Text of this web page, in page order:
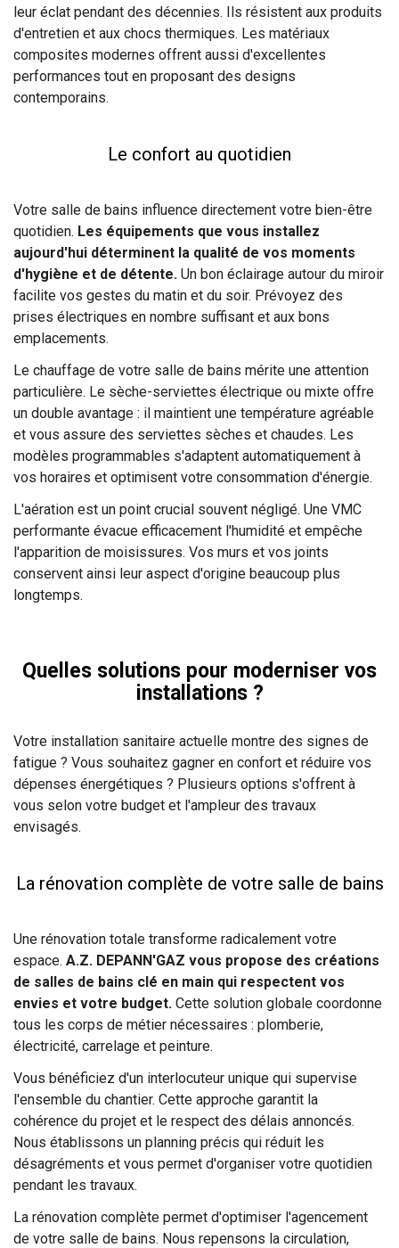
leur éclat pendant des décennies. Ils résistent aux produits
d'entretien et aux chocs thermiques. Les matériaux
composites modernes offrent aussi d'excellentes
performances tout en proposant des designs
contemporains.
Le confort au quotidien
Votre salle de bains influence directement votre bien-être
quotidien. Les équipements que vous installez
aujourd'hui déterminent la qualité de vos moments
d'hygiène et de détente. Un bon éclairage autour du miroir
facilite vos gestes du matin et du soir. Prévoyez des
prises électriques en nombre suffisant et aux bons
emplacements.
Le chauffage de votre salle de bains mérite une attention
particulière. Le sèche-serviettes électrique ou mixte offre
un double avantage : il maintient une température agréable
et vous assure des serviettes sèches et chaudes. Les
modèles programmables s'adaptent automatiquement à
vos horaires et optimisent votre consommation d'énergie.
L'aération est un point crucial souvent négligé. Une VMC
performante évacue efficacement l'humidité et empêche
l'apparition de moisissures. Vos murs et vos joints
conservent ainsi leur aspect d'origine beaucoup plus
longtemps.
Quelles solutions pour moderniser vos
installations ?
Votre installation sanitaire actuelle montre des signes de
fatigue ? Vous souhaitez gagner en confort et réduire vos
dépenses énergétiques ? Plusieurs options s'offrent à
vous selon votre budget et l'ampleur des travaux
envisagés.
La rénovation complète de votre salle de bains
Une rénovation totale transforme radicalement votre
espace. A.Z. DEPANN'GAZ vous propose des créations
de salles de bains clé en main qui respectent vos
envies et votre budget. Cette solution globale coordonne
tous les corps de métier nécessaires : plomberie,
électricité, carrelage et peinture.
Vous bénéficiez d'un interlocuteur unique qui supervise
l'ensemble du chantier. Cette approche garantit la
cohérence du projet et le respect des délais annoncés.
Nous établissons un planning précis qui réduit les
désagréments et vous permet d'organiser votre quotidien
pendant les travaux.
La rénovation complète permet d'optimiser l'agencement
de votre salle de bains. Nous repensons la circulation,